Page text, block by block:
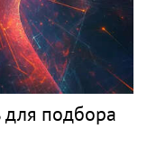
для подбора